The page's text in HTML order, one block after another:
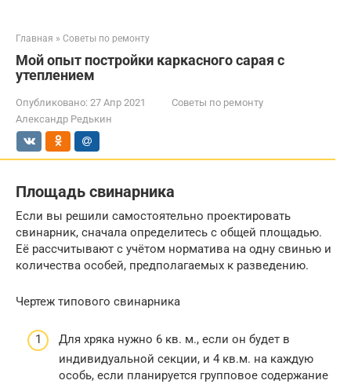
Главная » Советы по ремонту
Мой опыт постройки каркасного сарая с
утеплением
Опубликовано: 27 Апр 2021
Советы по ремонту
Александр Редькин
Площадь свинарника
Если вы решили самостоятельно проектировать
свинарник, сначала определитесь с общей площадью.
Её рассчитывают с учётом норматива на одну свинью и
количества особей, предполагаемых к разведению.
Чертеж типового свинарника
Для хряка нужно 6 кв. м., если он будет в
индивидуальной секции, и 4 кв.м. на каждую
особь, если планируется групповое содержание